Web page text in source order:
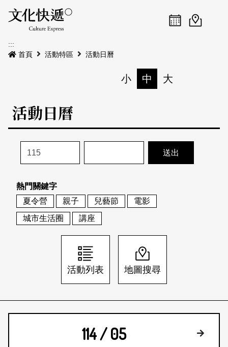
Menu
最新公告
本期專題
歷史專題
活動特區
活動列表
地圖搜尋
關於我們
關於我們
刊物索取地點
會員基本資料
刊登活動
網站導覽 English
日本語 登入/註冊
活動日曆活動地圖
:::
首頁
活動特區 活動日曆
小 中 大
活動日曆
熱門關鍵字
夏令營
親子 兒藝節
電影
城市生活圈
講座
活動列表 地圖搜尋
114 / 05 下個月